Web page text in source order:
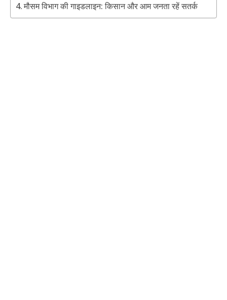
मौसम विभाग की गाइडलाइन: किसान और आम जनता रहें सतर्क